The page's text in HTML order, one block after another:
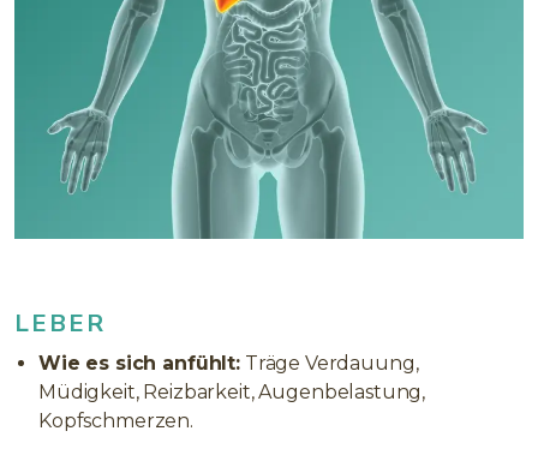
LEBER
Wie es sich anfühlt: Träge Verdauung,
Müdigkeit, Reizbarkeit, Augenbelastung,
Kopfschmerzen.